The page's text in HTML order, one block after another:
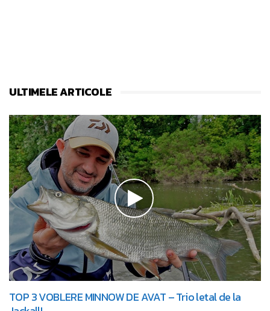
ULTIMELE ARTICOLE
TOP 3 VOBLERE MINNOW DE AVAT – Trio letal de la